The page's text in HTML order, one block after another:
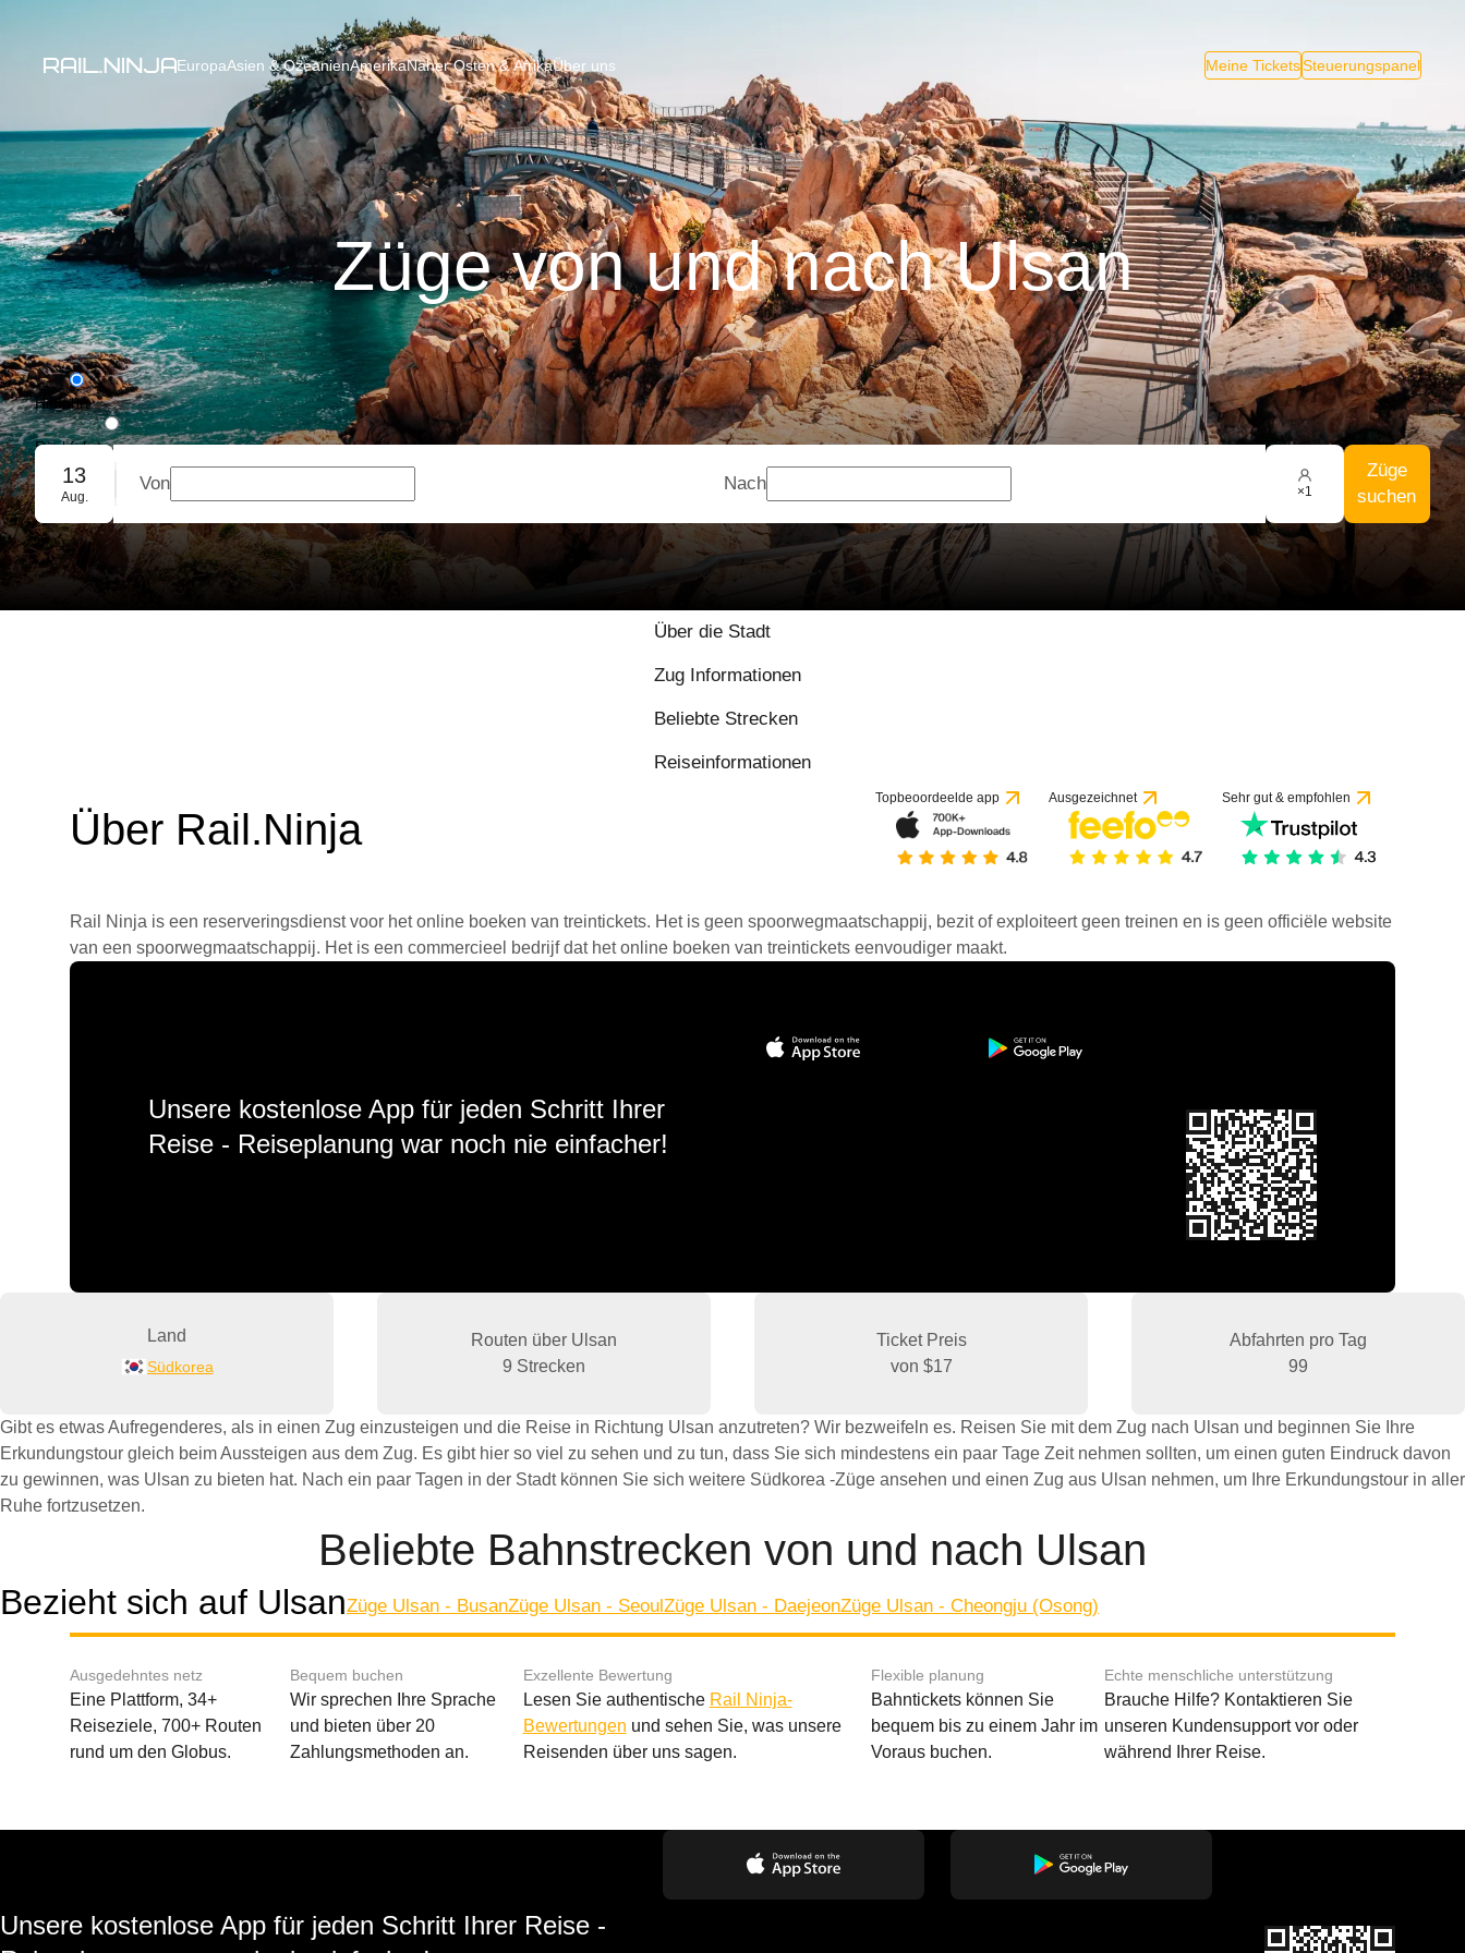
EuropaAsien & OzeanienAmerikaNaher Osten & AfrikaÜber uns Meine TicketsSteuerungspanel
Züge von und nach Ulsan
Hinfahrt
Rückfahrt
Gruppenbuchung
13
Aug.
Von Nach ×1
Züge
suchen
Über die Stadt
Zug Informationen
Beliebte Strecken
Reiseinformationen
Über Rail.Ninja
Topbeoordeelde app Ausgezeichnet Sehr gut & empfohlen
Rail Ninja is een reserveringsdienst voor het online boeken van treintickets. Het is geen spoorwegmaatschappij, bezit of exploiteert geen treinen en is geen officiële website
van een spoorwegmaatschappij. Het is een commercieel bedrijf dat het online boeken van treintickets eenvoudiger maakt.
Unsere kostenlose App für jeden Schritt Ihrer
Reise - Reiseplanung war noch nie einfacher!
Land
Südkorea
Routen über Ulsan
9 Strecken
Ticket Preis
von $17
Abfahrten pro Tag
99
Gibt es etwas Aufregenderes, als in einen Zug einzusteigen und die Reise in Richtung Ulsan anzutreten? Wir bezweifeln es. Reisen Sie mit dem Zug nach Ulsan und beginnen Sie Ihre
Erkundungstour gleich beim Aussteigen aus dem Zug. Es gibt hier so viel zu sehen und zu tun, dass Sie sich mindestens ein paar Tage Zeit nehmen sollten, um einen guten Eindruck davon
zu gewinnen, was Ulsan zu bieten hat. Nach ein paar Tagen in der Stadt können Sie sich weitere Südkorea -Züge ansehen und einen Zug aus Ulsan nehmen, um Ihre Erkundungstour in aller
Ruhe fortzusetzen.
Beliebte Bahnstrecken von und nach Ulsan
Bezieht sich auf UlsanZüge Ulsan - BusanZüge Ulsan - SeoulZüge Ulsan - DaejeonZüge Ulsan - Cheongju (Osong)
Ausgedehntes netz
Eine Plattform, 34+
Reiseziele, 700+ Routen
rund um den Globus.
Bequem buchen
Wir sprechen Ihre Sprache
und bieten über 20
Zahlungsmethoden an.
Exzellente Bewertung
Lesen Sie authentische Rail Ninja-
Bewertungen und sehen Sie, was unsere
Reisenden über uns sagen.
Flexible planung
Bahntickets können Sie
bequem bis zu einem Jahr im
Voraus buchen.
Echte menschliche unterstützung
Brauche Hilfe? Kontaktieren Sie
unseren Kundensupport vor oder
während Ihrer Reise.
Unsere kostenlose App für jeden Schritt Ihrer Reise -